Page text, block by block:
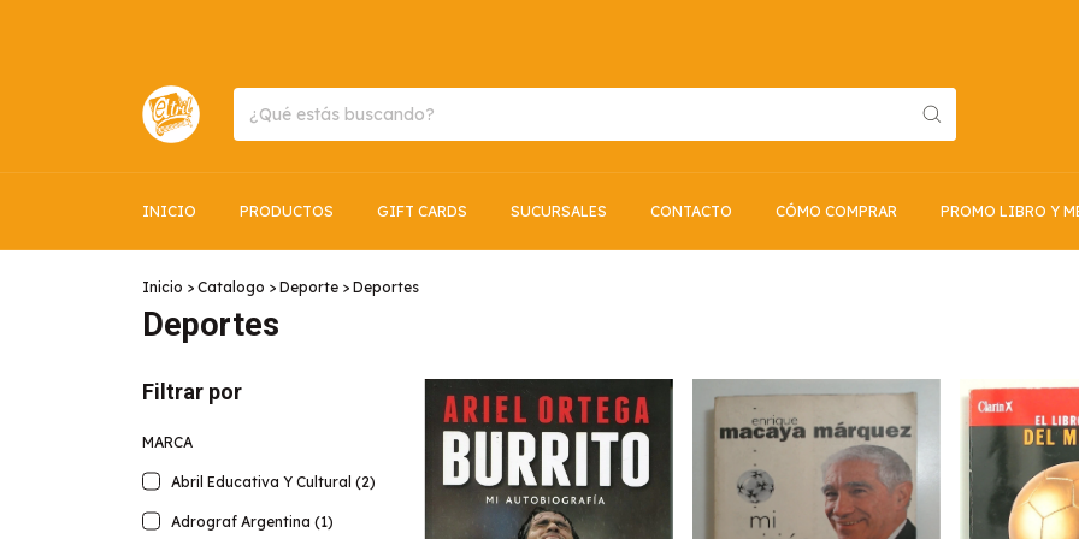
INICIO PRODUCTOS GIFT CARDS SUCURSALES CONTACTO CÓMO COMPRAR PROMO LIBRO Y
Inicio > Catalogo > Deporte > Deportes
Deportes
Filtrar por
MARCA
Abril Educativa Y Cultural (2)
Adrograf Argentina (1)